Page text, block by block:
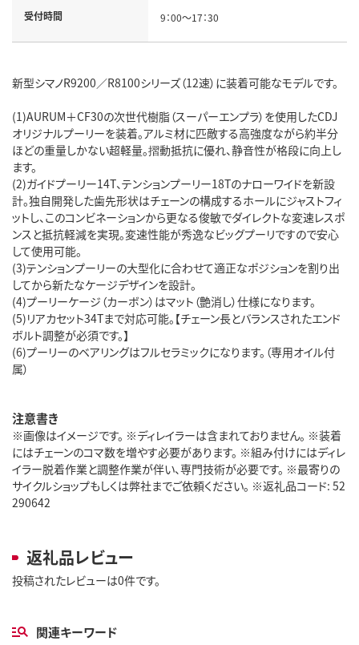
受付時間 9：00～17：30
新型シマノR9200／R8100シリーズ（12速）に装着可能なモデルです。
(1)AURUM＋CF30の次世代樹脂（スーパーエンプラ）を使用したCDJ
オリジナルプーリーを装着。アルミ材に匹敵する高強度ながら約半分
ほどの重量しかない超軽量。摺動抵抗に優れ、静音性が格段に向上し
ます。
(2)ガイドプーリー14T、テンションプーリー18Tのナローワイドを新設
計。独自開発した歯先形状はチェーンの構成するホールにジャストフィ
ットし、このコンビネーションから更なる俊敏でダイレクトな変速レスポ
ンスと抵抗軽減を実現。変速性能が秀逸なビッグプーリですので安心
して使用可能。
(3)テンションプーリーの大型化に合わせて適正なポジションを割り出
してから新たなケージデザインを設計。
(4)プーリーケージ（カーボン）はマット（艶消し）仕様になります。
(5)リアカセット34Tまで対応可能。【チェーン長とバランスされたエンド
ボルト調整が必須です。】
(6)プーリーのベアリングはフルセラミックになります。（専用オイル付
属）
注意書き
※画像はイメージです。 ※ディレイラーは含まれておりません。 ※装着
にはチェーンのコマ数を増やす必要があります。 ※組み付けにはディレ
イラー脱着作業と調整作業が伴い、専門技術が必要です。 ※最寄りの
サイクルショップもしくは弊社までご依頼ください。 ※返礼品コード: 52
290642
返礼品レビュー
投稿されたレビューは0件です。
関連キーワード